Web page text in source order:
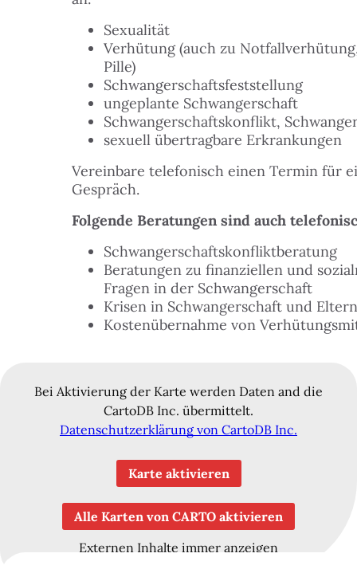
DU HILFE
& MITMACHEN
& DANACH
& BUDGET
& KULTUR
Sexualität
Verhütung (auch zu
Pille)
Schwangerschaftsfeststellung
ungeplante Schwangerschaft
Schwangerschaftskonflikt,
sexuell übertragbare Erkrankungen
Vereinbare telefonisch einen Termin für
Gespräch.
Folgende Beratungen sind auch
Schwangerschaftskonfliktberatung
Beratungen zu finanziellen und
Fragen in der Schwangerschaft
Krisen in Schwangerschaft und
Kostenübernahme von
Bei Aktivierung der Karte werden Daten and die
CartoDB Inc. übermittelt.
Datenschutzerklärung von CartoDB Inc.
Karte aktivieren
Alle Karten von CARTO aktivieren
Externen Inhalte immer anzeigen